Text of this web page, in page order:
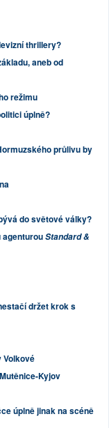
thrillery?
aneb od
režimu
úplně?
průlivu by
do světové války?
agenturouStandard &
držet krok s
Volkové
Kyjov
úplně jinak na scéně